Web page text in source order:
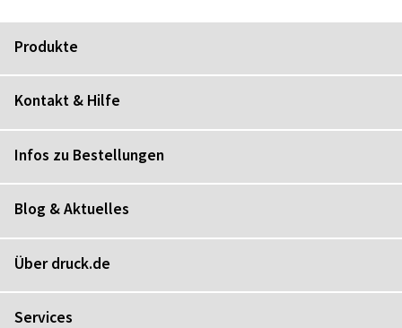
Produkte
Kontakt & Hilfe
Infos zu Bestellungen
Blog & Aktuelles
Über druck.de
Services